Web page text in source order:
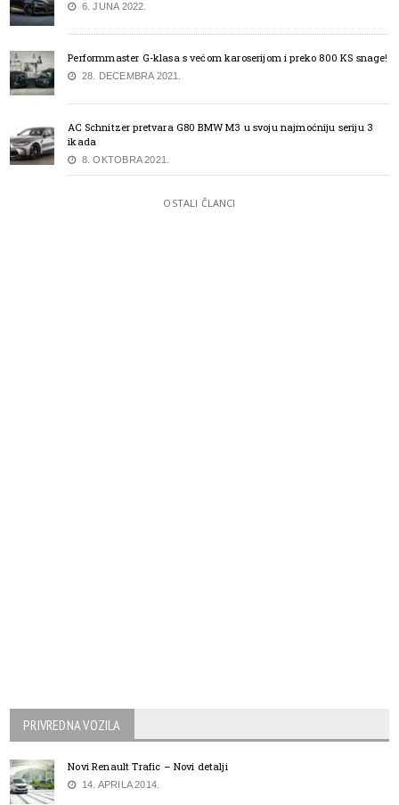
6. JUNA 2022.
Performmaster G-klasa s većom karoserijom i preko 800 KS snage!
28. DECEMBRA 2021.
AC Schnitzer pretvara G80 BMW M3 u svoju najmoćniju seriju 3
ikada
8. OKTOBRA 2021.
OSTALI ČLANCI
PRIVREDNA VOZILA
Novi Renault Trafic – Novi detalji
14. APRILA 2014.